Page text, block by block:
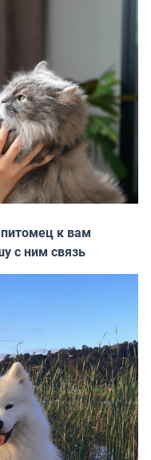
к вам
с ним связь